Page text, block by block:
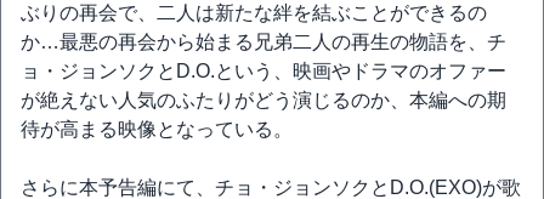
ぶりの再会で、二人は新たな絆を結ぶことができるの
か…最悪の再会から始まる兄弟二人の再生の物語を、チ
ョ・ジョンソクとD.O.という、映画やドラマのオファー
が絶えない人気のふたりがどう演じるのか、本編への期
待が高まる映像となっている。
さらに本予告編にて、チョ・ジョンソクとD.O.(EXO)が歌